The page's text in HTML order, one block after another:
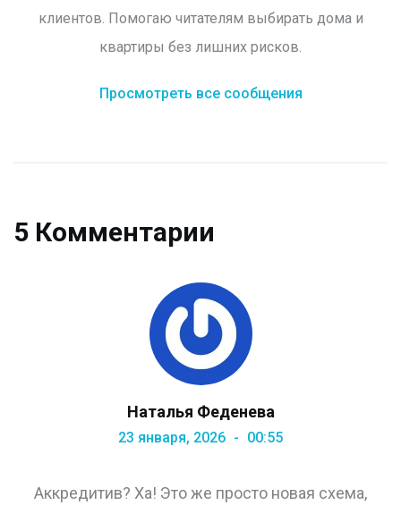
клиентов. Помогаю читателям выбирать дома и
квартиры без лишних рисков.
Просмотреть все сообщения
5 Комментарии
Наталья Феденева
23 января, 2026 00:55
Аккредитив? Ха! Это же просто новая схема,